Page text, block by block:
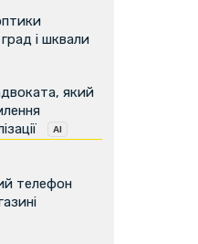
і шквали
який
телефон